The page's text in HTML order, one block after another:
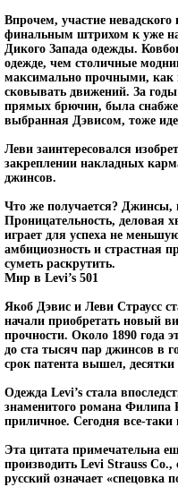
Впрочем, участие
финальным штрихом к уже
Дикого Запада одежды.
одежде, чем столичные
максимально прочными, как
сковывать движений. За
прямых брючин, была
выбранная Дэвисом, тоже
Леви заинтересовался
закреплении накладных
джинсов.
Что же получается?
Проницательность, деловая
играет для успеха не
амбициозность и страстная
суметь раскрутить.
Мир в Levi’s 501
Якоб Дэвис и Леви Страусс
начали приобретать новый
прочности. Около 1890 года
до ста тысяч пар джинсов в
срок патента вышел,
Одежда Levi’s стала
знаменитого романа Филипа
приличное. Сегодня все-
Эта цитата примечательна
производить Levi Strauss
русский означает «спецовка